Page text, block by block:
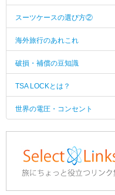
スーツケースの選び方②
海外旅行のあれこれ
破損・補償の豆知識
TSA LOCKとは？
世界の電圧・コンセント